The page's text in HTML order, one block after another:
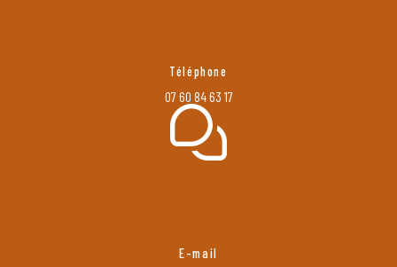
Téléphone
07 60 84 63 17
E-mail